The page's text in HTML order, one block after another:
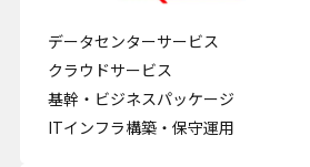
データセンターサービス
クラウドサービス
基幹・ビジネスパッケージ
ITインフラ構築・保守運用